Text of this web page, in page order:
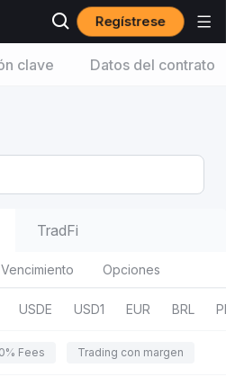
Regístrese
clave Datos del contrato
TradFi
Vencimiento Opciones
USDE USD1 EUR BRL
Fees Trading con margen